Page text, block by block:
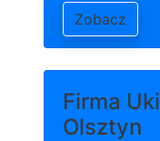
Zobacz
Firma
Olsztyn